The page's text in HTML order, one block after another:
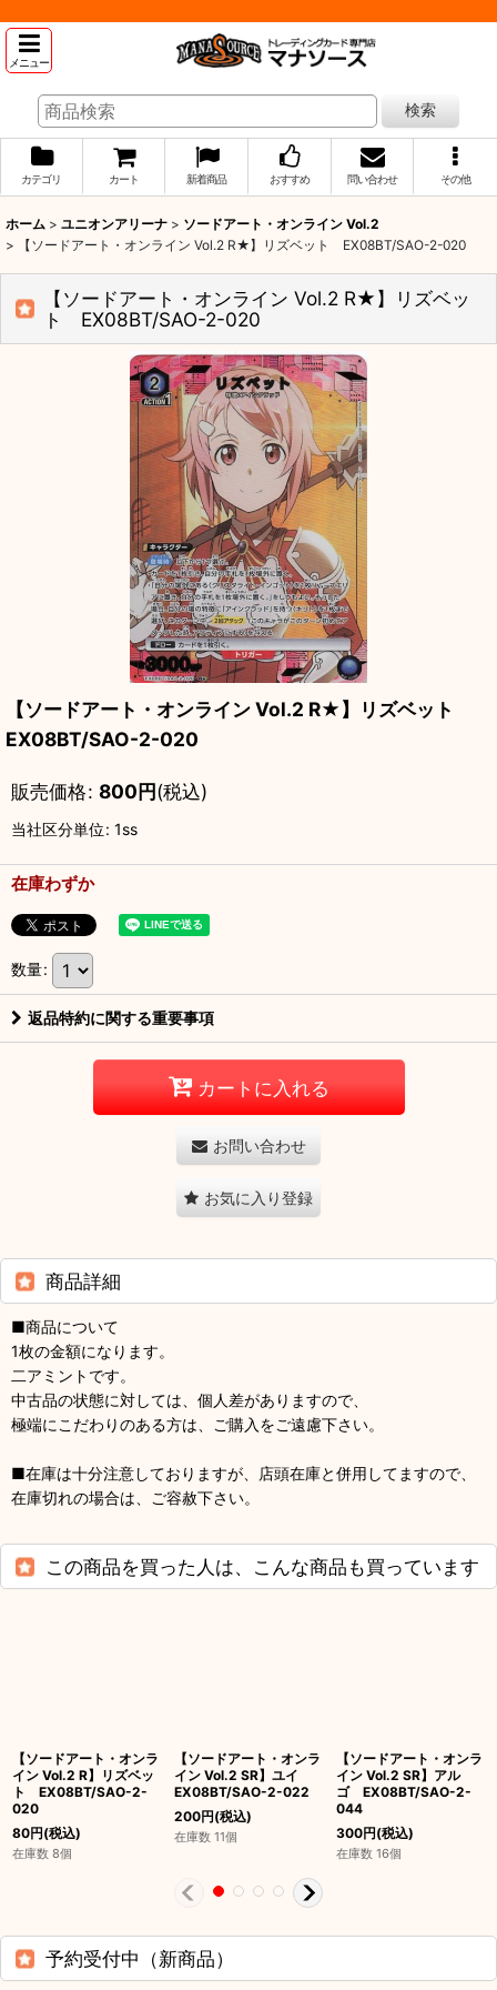
メニュー
検索
カテゴリ カート 新着商品 おすすめ 問い合わせ その他
ホーム > ユニオンアリーナ > ソードアート・オンライン Vol.2
>
【ソードアート・オンライン Vol.2 R★】リズベット EX08BT/SAO-2-020
【ソードアート・オンライン Vol.2 R★】リズベッ
ト EX08BT/SAO-2-020
【ソードアート・オンライン Vol.2 R★】リズベット
EX08BT/SAO-2-020
販売価格: 800円(税込)
当社区分単位: 1ss
在庫わずか
数量:
返品特約に関する重要事項
カートに入れる
お問い合わせ
お気に入り登録
商品詳細
■商品について
1枚の金額になります。
二アミントです。
中古品の状態に対しては、個人差がありますので、
極端にこだわりのある方は、ご購入をご遠慮下さい。
■在庫は十分注意しておりますが、店頭在庫と併用してますので、
在庫切れの場合は、ご容赦下さい。
この商品を買った人は、こんな商品も買っています
【ソードアート・オンラ
イン Vol.2 R】リズベッ
ト EX08BT/SAO-2-
020
80円(税込)
在庫数 8個
【ソードアート・オンラ
イン Vol.2 SR】ユイ
EX08BT/SAO-2-022
200円(税込)
在庫数 11個
【ソードアート・オンラ
イン Vol.2 SR】アル
ゴ EX08BT/SAO-2-
044
300円(税込)
在庫数 16個
予約受付中（新商品）